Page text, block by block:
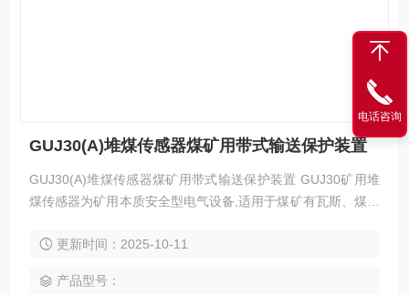
GUJ30(A)堆煤传感器煤矿用带式输送保护装置
GUJ30(A)堆煤传感器煤矿用带式输送保护装置 GUJ30矿用堆
煤传感器为矿用本质安全型电气设备,适用于煤矿有瓦斯、煤尘
更新时间：2025-10-11
产品型号：
电话咨询